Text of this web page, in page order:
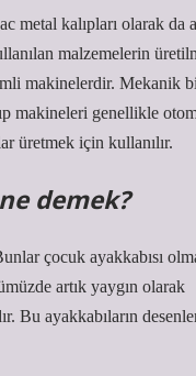
metal kalıpları olarak da
malzemelerin
makinelerdir. Mekanik
makineleri genellikle
üretmek için kullanılır.
demek?
çocuk ayakkabısı
artık yaygın olarak
Bu ayakkabıların